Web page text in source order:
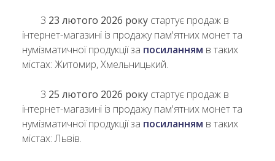
З 23 лютого 2026 року стартує продаж в
інтернет-магазині із продажу пам'ятних монет та
нумізматичної продукції за посиланням в таких
містах: Житомир, Хмельницький.
З 25 лютого 2026 року стартує продаж в
інтернет-магазині із продажу пам'ятних монет та
нумізматичної продукції за посиланням в таких
містах: Львів.